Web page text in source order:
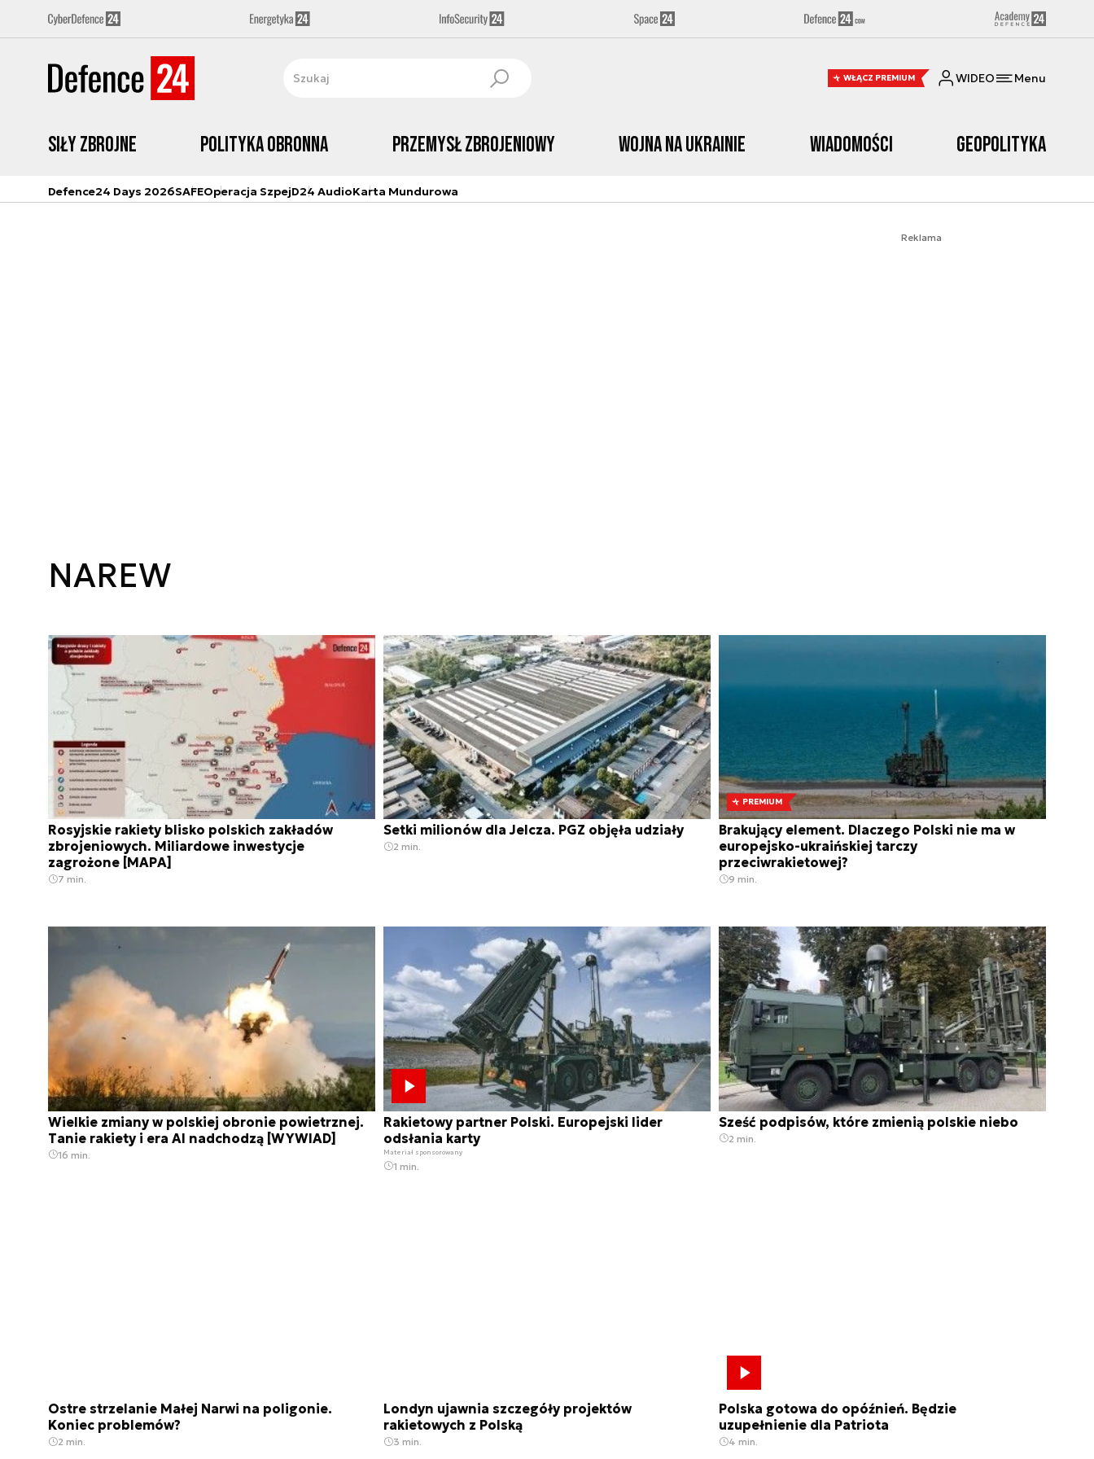
WŁĄCZ PREMIUM WIDEO Menu
Siły zbrojne Polityka obronna Przemysł Zbrojeniowy Wojna na Ukrainie Wiadomości Geopolityka
Defence24 Days 2026SAFEOperacja SzpejD24 AudioKarta Mundurowa
Reklama
NAREW
Rosyjskie rakiety blisko polskich zakładów
zbrojeniowych. Miliardowe inwestycje
zagrożone [MAPA]
7 min.
Setki milionów dla Jelcza. PGZ objęła udziały
2 min.
PREMIUM
Brakujący element. Dlaczego Polski nie ma w
europejsko-ukraińskiej tarczy
przeciwrakietowej?
9 min.
Wielkie zmiany w polskiej obronie powietrznej.
Tanie rakiety i era AI nadchodzą [WYWIAD]
16 min.
Rakietowy partner Polski. Europejski lider
odsłania karty
Materiał sponsorowany
1 min.
Sześć podpisów, które zmienią polskie niebo
2 min.
Ostre strzelanie Małej Narwi na poligonie.
Koniec problemów?
2 min.
Londyn ujawnia szczegóły projektów
rakietowych z Polską
3 min.
Polska gotowa do opóźnień. Będzie
uzupełnienie dla Patriota
4 min.